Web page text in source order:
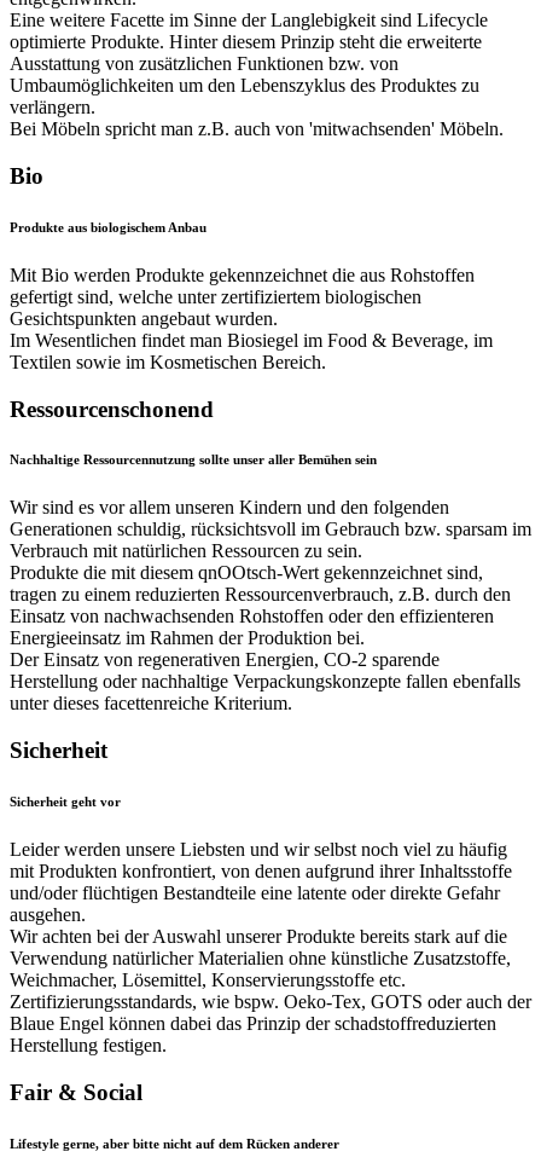
Eine weitere Facette im Sinne der Langlebigkeit sind Lifecycle
optimierte Produkte. Hinter diesem Prinzip steht die erweiterte
Ausstattung von zusätzlichen Funktionen bzw. von
Umbaumöglichkeiten um den Lebenszyklus des Produktes zu
verlängern.
Bei Möbeln spricht man z.B. auch von 'mitwachsenden' Möbeln.
Bio
Produkte aus biologischem Anbau
Mit Bio werden Produkte gekennzeichnet die aus Rohstoffen
gefertigt sind, welche unter zertifiziertem biologischen
Gesichtspunkten angebaut wurden.
Im Wesentlichen findet man Biosiegel im Food & Beverage, im
Textilen sowie im Kosmetischen Bereich.
Ressourcenschonend
Nachhaltige Ressourcennutzung sollte unser aller Bemühen sein
Wir sind es vor allem unseren Kindern und den folgenden
Generationen schuldig, rücksichtsvoll im Gebrauch bzw. sparsam im
Verbrauch mit natürlichen Ressourcen zu sein.
Produkte die mit diesem qnOOtsch-Wert gekennzeichnet sind,
tragen zu einem reduzierten Ressourcenverbrauch, z.B. durch den
Einsatz von nachwachsenden Rohstoffen oder den effizienteren
Energieeinsatz im Rahmen der Produktion bei.
Der Einsatz von regenerativen Energien, CO-2 sparende
Herstellung oder nachhaltige Verpackungskonzepte fallen ebenfalls
unter dieses facettenreiche Kriterium.
Sicherheit
Sicherheit geht vor
Leider werden unsere Liebsten und wir selbst noch viel zu häufig
mit Produkten konfrontiert, von denen aufgrund ihrer Inhaltsstoffe
und/oder flüchtigen Bestandteile eine latente oder direkte Gefahr
ausgehen.
Wir achten bei der Auswahl unserer Produkte bereits stark auf die
Verwendung natürlicher Materialien ohne künstliche Zusatzstoffe,
Weichmacher, Lösemittel, Konservierungsstoffe etc.
Zertifizierungsstandards, wie bspw. Oeko-Tex, GOTS oder auch der
Blaue Engel können dabei das Prinzip der schadstoffreduzierten
Herstellung festigen.
Fair & Social
Lifestyle gerne, aber bitte nicht auf dem Rücken anderer